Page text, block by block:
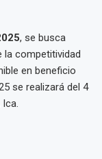
, se busca
la competitividad
en beneficio
se realizará del 4